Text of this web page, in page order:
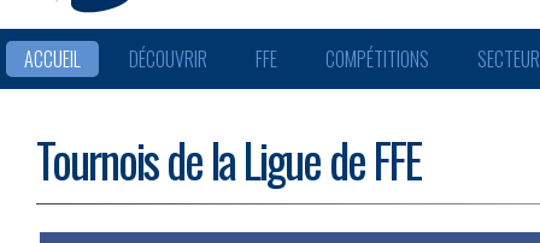
ACCUEIL DÉCOUVRIR FFE COMPÉTITIONS
Tournois de la Ligue de FFE